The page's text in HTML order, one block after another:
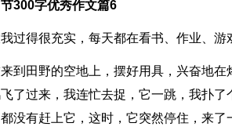
300字优秀作文篇6
过得很充实，每天都在看书、作业、游
到田野的空地上，摆好用具，兴奋地在
了过来，我连忙去捉，它一跳，我扑
没有赶上它，这时，它突然停住，来